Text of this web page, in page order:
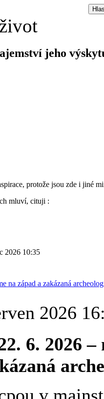
jeho
protože jsou zde i jiné
mluví, cituji :
2026 10:35
na západ a zakázaná
2026
6. 2026